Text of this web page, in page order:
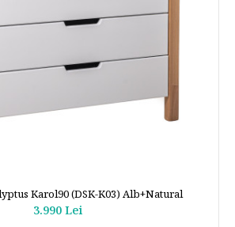
Karol90 (DSK-K03) Alb+Natural
3.990 Lei